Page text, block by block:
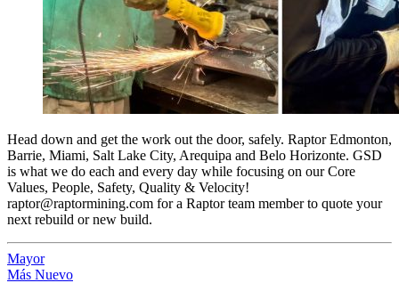
Head down and get the work out the door, safely. Raptor Edmonton,
Barrie, Miami, Salt Lake City, Arequipa and Belo Horizonte. GSD
is what we do each and every day while focusing on our Core
Values, People, Safety, Quality & Velocity!
raptor@raptormining.com for a Raptor team member to quote your
next rebuild or new build.
Mayor
Más Nuevo